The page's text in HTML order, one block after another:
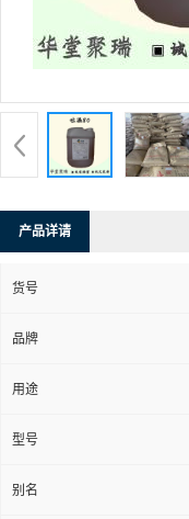
产品详请
货号
品牌
用途
型号
别名